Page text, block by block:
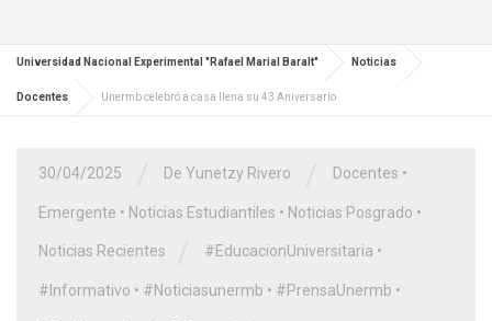
Universidad Nacional Experimental "Rafael Marial Baralt" Noticias
Docentes Unermb celebró a casa llena su 43 Aniversario
30/04/2025 De Yunetzy Rivero Docentes •
Emergente • Noticias Estudiantiles • Noticias Posgrado •
Noticias Recientes #EducacionUniversitaria •
#Informativo • #Noticiasunermb • #PrensaUnermb •